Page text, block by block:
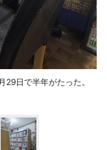
日で半年がたった。